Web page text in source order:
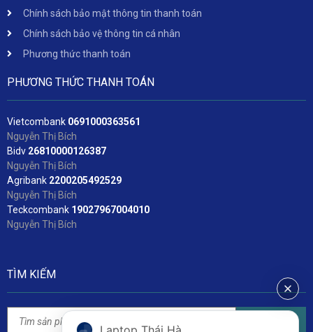
Chính sách bảo mật thông tin thanh toán
Chính sách bảo vệ thông tin cá nhân
Phương thức thanh toán
PHƯƠNG THỨC THANH TOÁN
Vietcombank 0691000363561
Nguyễn Thị Bích
Bidv 26810000126387
Nguyễn Thị Bích
Agribank 2200205492529
Nguyễn Thị Bích
Teckcombank 19027967004010
Nguyễn Thị Bích
TÌM KIẾM